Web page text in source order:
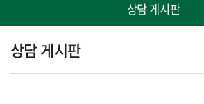
상담 게시판
상담 게시판